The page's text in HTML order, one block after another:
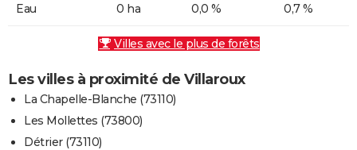
Eau 0 ha 0,0 % 0,7 %
Villes avec le plus de forêts
Les villes à proximité de Villaroux
La Chapelle-Blanche (73110)
Les Mollettes (73800)
Détrier (73110)